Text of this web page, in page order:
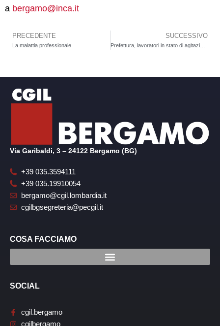
a bergamo@inca.it
Precedente
PRECEDENTE
La malattia professionale
SUCCESSIVO
Prefettura, lavoratori in stato di agitazione per carenza di personale, straordinari e situazione in via Zelasco
Via Garibaldi, 3 – 24122 Bergamo (BG)
+39 035.3594111
+39 035.19910054
bergamo@cgil.lombardia.it
cgilbgsegreteria@pecgil.it
COSA FACCIAMO
SOCIAL
cgil.bergamo
cgilbergamo